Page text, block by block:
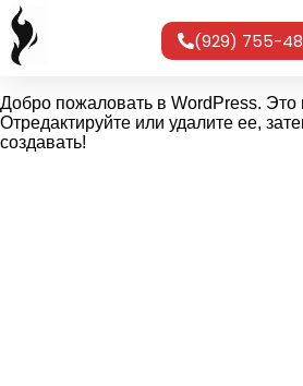
(929) 755-
Добро пожаловать в WordPress. Это
Отредактируйте или удалите ее,
создавать!